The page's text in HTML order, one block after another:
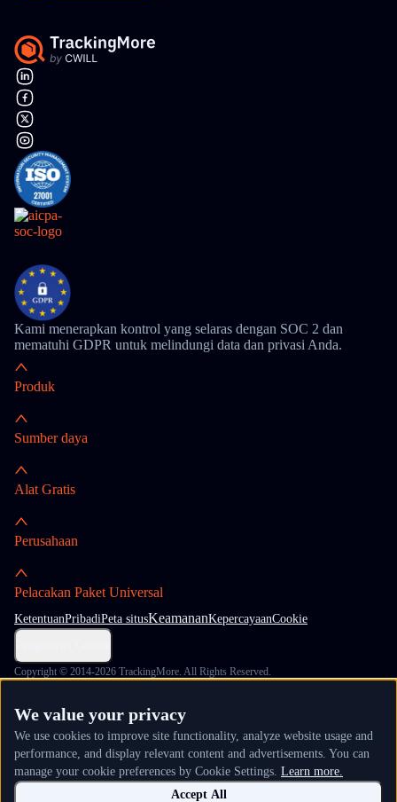
Kami menerapkan kontrol yang selaras dengan SOC 2 dan
mematuhi GDPR untuk melindungi data dan privasi Anda.
Produk
Sumber daya
Alat Gratis
Perusahaan
Pelacakan Paket Universal
KetentuanPribadiPeta situsKeamananKepercayaanCookie
Copyright © 2014-2026 TrackingMore. All Rights Reserved.
We value your privacy
We use cookies to improve site functionality, analyze website usage and
performance, and display relevant content and advertisements. You can
manage your cookie preferences by Cookie Settings. Learn more.
Accept All